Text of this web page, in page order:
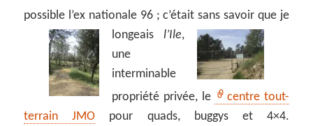
possible l’ex nationale 96 ; c’était sans savoir que je
longeais l’Ile,
une
interminable
propriété privée, le
centre tout-
terrain JMO pour quads, buggys et 4×4.